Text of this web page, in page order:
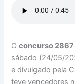
Oconcurso
sábado (24/05/
e divulgado pela
teve vencedores